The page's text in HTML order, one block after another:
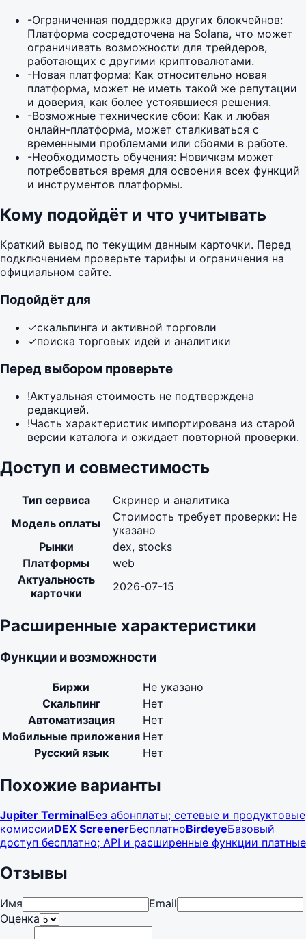
-Ограниченная поддержка других блокчейнов:
Платформа сосредоточена на Solana, что может
ограничивать возможности для трейдеров,
работающих с другими криптовалютами.
-Новая платформа: Как относительно новая
платформа, может не иметь такой же репутации
и доверия, как более устоявшиеся решения.
-Возможные технические сбои: Как и любая
онлайн-платформа, может сталкиваться с
временными проблемами или сбоями в работе.
-Необходимость обучения: Новичкам может
потребоваться время для освоения всех функций
и инструментов платформы.
Кому подойдёт и что учитывать
Краткий вывод по текущим данным карточки. Перед
подключением проверьте тарифы и ограничения на
официальном сайте.
Подойдёт для
✓скальпинга и активной торговли
✓поиска торговых идей и аналитики
Перед выбором проверьте
!Актуальная стоимость не подтверждена
редакцией.
!Часть характеристик импортирована из старой
версии каталога и ожидает повторной проверки.
Доступ и совместимость
Тип сервиса
Скринер и аналитика
Модель оплаты
Стоимость требует проверки: Не
указано
Рынки
dex, stocks
Платформы
web
Актуальность
карточки
2026-07-15
Расширенные характеристики
Функции и возможности
Биржи
Не указано
Скальпинг
Нет
Автоматизация
Нет
Мобильные приложения Нет
Русский язык
Нет
Похожие варианты
Jupiter TerminalБез абонплаты; сетевые и продуктовые
комиссииDEX ScreenerБесплатноBirdeyeБазовый
доступ бесплатно; API и расширенные функции платные
Отзывы
Имя
Email
Оценка